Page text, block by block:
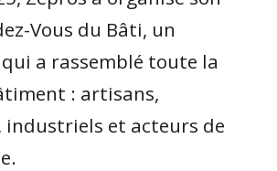
Vous du Bâti, un
a rassemblé toute la
: artisans,
industriels et acteurs de